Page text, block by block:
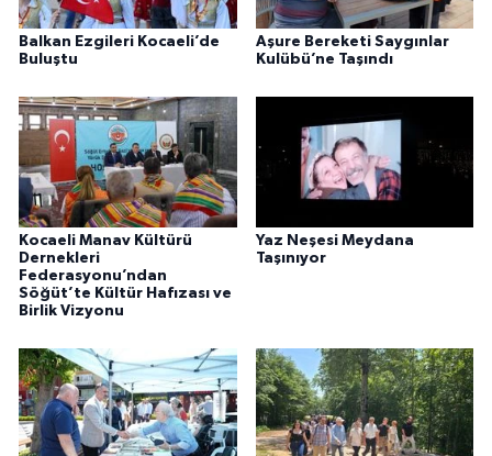
Balkan Ezgileri Kocaeli’de
Buluştu
Aşure Bereketi Saygınlar
Kulübü’ne Taşındı
Kocaeli Manav Kültürü
Dernekleri
Federasyonu’ndan
Söğüt’te Kültür Hafızası ve
Birlik Vizyonu
Yaz Neşesi Meydana
Taşınıyor